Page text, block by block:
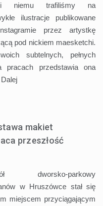
niemu trafiliśmy na
ilustracje publikowane
przez artystkę
pod nickiem maesketchi.
subtelnych, pełnych
pracach przedstawia ona
Dalej
makiet
przeszłość
dworsko-parkowy
w Hruszówce stał się
miejscem przyciągającym